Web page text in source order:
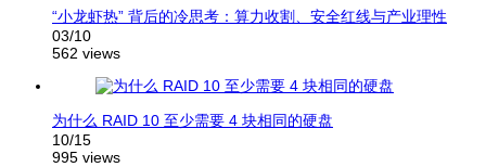
“小龙虾热” 背后的冷思考：算力收割、安全红线与产业理性
03/10
562 views
为什么 RAID 10 至少需要 4 块相同的硬盘
10/15
995 views